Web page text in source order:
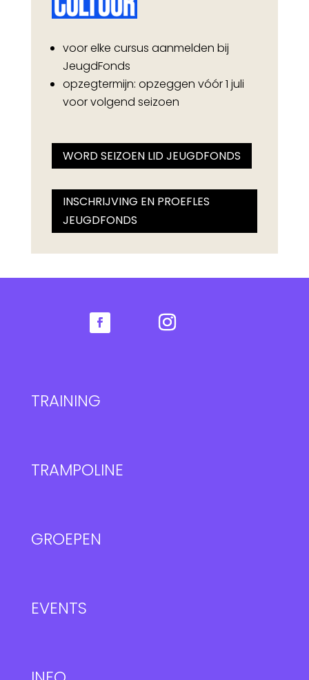
voor elke cursus aanmelden bij
JeugdFonds
opzegtermijn: opzeggen vóór 1 juli
voor volgend seizoen
WORD SEIZOEN LID JEUGDFONDS
INSCHRIJVING EN PROEFLES
JEUGDFONDS
TRAINING
TRAMPOLINE
GROEPEN
EVENTS